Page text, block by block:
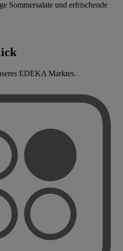
Sommersalate und erfrischende
EDEKA Marktes.